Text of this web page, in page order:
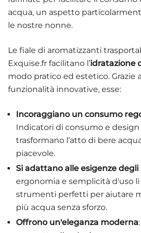
acqua, un aspetto
le nostre nonne.
Le fiale di aromatizzanti
Exquise.fr facilitano l’idratazione
modo pratico ed estetico. Grazie
funzionalità innovative, esse:
Incoraggiano un consumo
Indicatori di consumo e
trasformano l’atto di bere
piacevole.
Si adattano alle esigenze degli
ergonomia e semplicità d'uso
strumenti perfetti per aiutare
più acqua senza sforzo.
Offrono un'eleganza moderna